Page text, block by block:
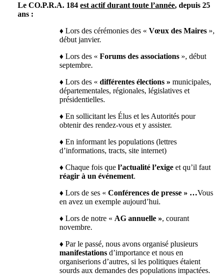
Le CO.P.R.A. 184est actif durant toute l’année, depuis 25
ans :
♦ Lors des cérémonies des «Vœux des Maires »,
début janvier.
♦ Lors des «Forums des associations », début
septembre.
♦ Lors des «différentes élections » municipales,
départementales, régionales, législatives et
présidentielles.
♦ En sollicitant les Élus et les Autorités pour
obtenir des rendez-vous et y assister.
♦ En informant les populations (lettres
d’informations, tracts, site internet)
♦ Chaque fois quel’actualité l’exige et qu’il faut
réagir à un événement.
♦ Lors de ses «Conférences de presse » …Vous
en avez un exemple aujourd’hui.
♦ Lors de notre « AG annuelle », courant
novembre.
♦ Par le passé, nous avons organisé plusieurs
manifestations d’importance et nous en
organiserions d’autres, si les politiques étaient
sourds aux demandes des populations impactées.